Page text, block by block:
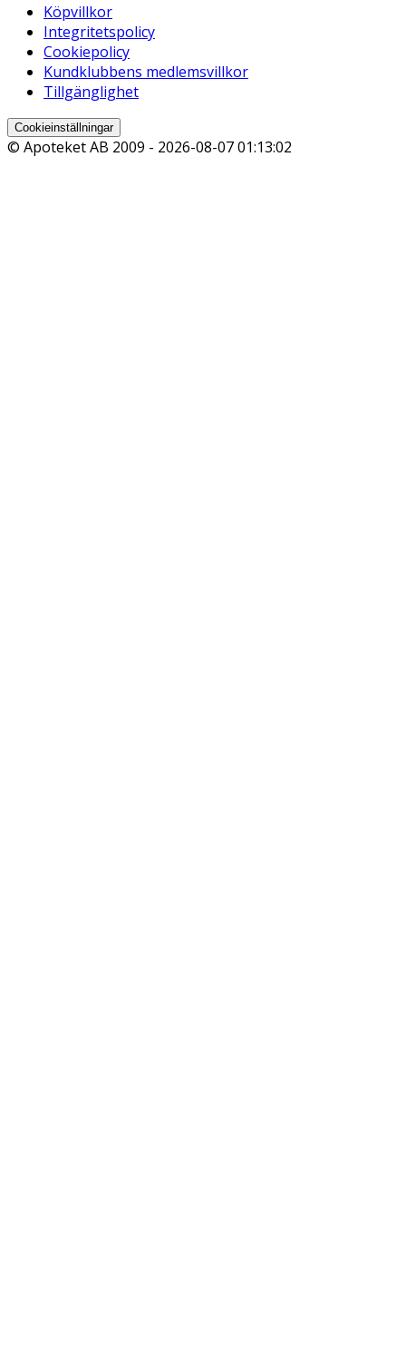
Köpvillkor
Integritetspolicy
Cookiepolicy
Kundklubbens medlemsvillkor
Tillgänglighet
Cookieinställningar
© Apoteket AB 2009 - 2026-08-07 01:13:02